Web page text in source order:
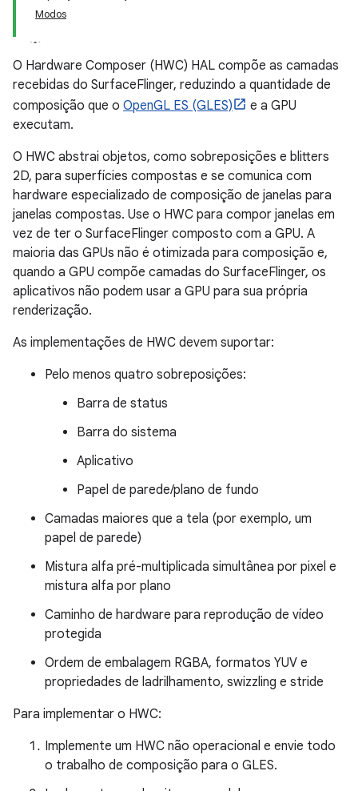
Modos
O Hardware Composer (HWC) HAL compõe as camadas
recebidas do SurfaceFlinger, reduzindo a quantidade de
composição que o OpenGL ES (GLES)
e a GPU
executam.
O HWC abstrai objetos, como sobreposições e blitters
2D, para superfícies compostas e se comunica com
hardware especializado de composição de janelas para
janelas compostas. Use o HWC para compor janelas em
vez de ter o SurfaceFlinger composto com a GPU. A
maioria das GPUs não é otimizada para composição e,
quando a GPU compõe camadas do SurfaceFlinger, os
aplicativos não podem usar a GPU para sua própria
renderização.
As implementações de HWC devem suportar:
Pelo menos quatro sobreposições:
Barra de status
Barra do sistema
Aplicativo
Papel de parede/plano de fundo
Camadas maiores que a tela (por exemplo, um
papel de parede)
Mistura alfa pré-multiplicada simultânea por pixel e
mistura alfa por plano
Caminho de hardware para reprodução de vídeo
protegida
Ordem de embalagem RGBA, formatos YUV e
propriedades de ladrilhamento, swizzling e stride
Para implementar o HWC:
Implemente um HWC não operacional e envie todo
o trabalho de composição para o GLES.